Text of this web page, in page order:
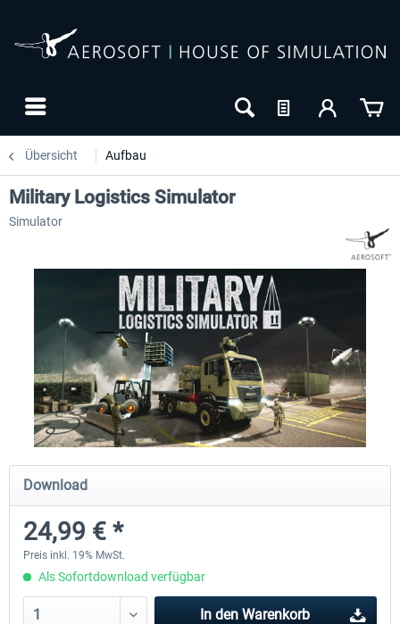
Übersicht Aufbau
City Bus Manager - E-Bus & Green
Energy
9,99 € *
City Bus Manager
Military Logistics Simulator
Simulator
Download
24,99 € *
Preis inkl. 19% MwSt.
Als Sofortdownload verfügbar
In den Warenkorb